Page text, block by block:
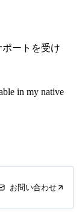
ートを受け
in my native
お問い合わせ